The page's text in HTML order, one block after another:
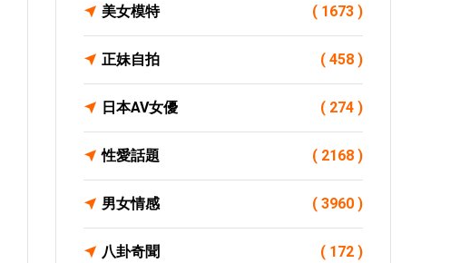
美女模特 ( 1673 )
正妹自拍 ( 458 )
日本AV女優 ( 274 )
性愛話題 ( 2168 )
男女情感 ( 3960 )
八卦奇聞 ( 172 )